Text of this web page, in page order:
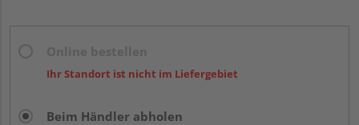
Ihr Standort ist nicht im Liefergebiet
Beim Händler abholen